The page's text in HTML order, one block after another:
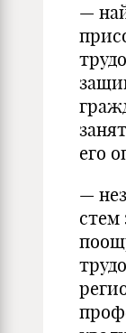
—
его
—
стем